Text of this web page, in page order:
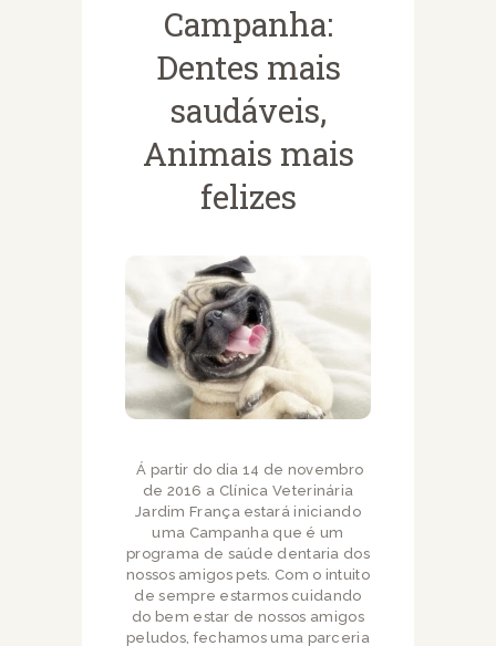
Campanha:
Dentes mais
saudáveis,
Animais mais
felizes
Á partir do dia 14 de novembro
de 2016 a Clínica Veterinária
Jardim França estará iniciando
uma Campanha que é um
programa de saúde dentaria dos
nossos amigos pets. Com o intuito
de sempre estarmos cuidando
do bem estar de nossos amigos
peludos, fechamos uma parceria